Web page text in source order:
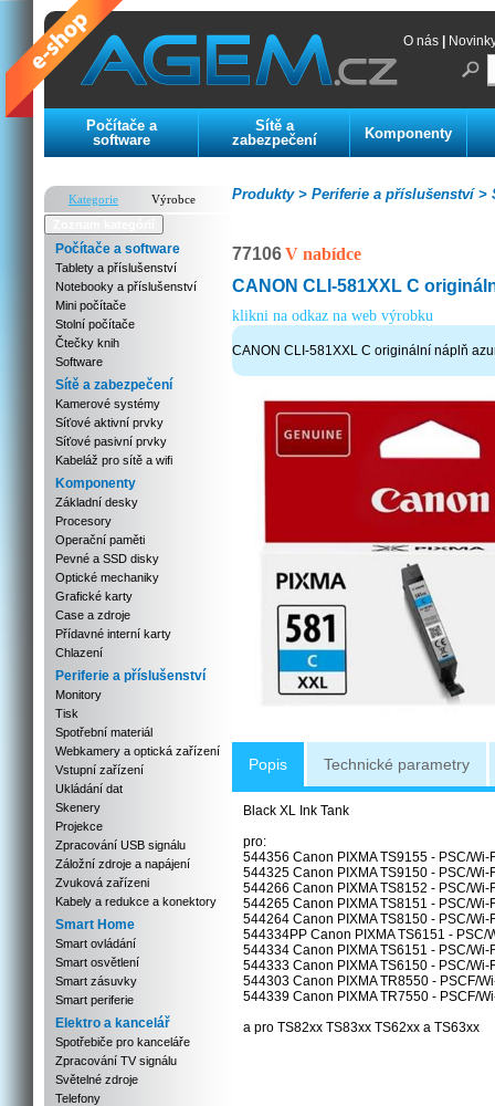
O nás
Počítače a
software
Sítě a
zabezpečení
Komponenty
Kategorie
Výrobce
Počítače a software
Tablety a příslušenství
Notebooky a příslušenství
Mini počítače
Stolní počítače
Čtečky knih
Software
Sítě a zabezpečení
Kamerové systémy
Síťové aktivní prvky
Síťové pasivní prvky
Kabeláž pro sítě a wifi
Komponenty
Základní desky
Procesory
Operační paměti
Pevné a SSD disky
Optické mechaniky
Grafické karty
Case a zdroje
Přídavné interní karty
Chlazení
Periferie a příslušenství
Monitory
Tisk
Spotřební materiál
Webkamery a optická zařízení
Vstupní zařízení
Ukládání dat
Skenery
Projekce
Zpracování USB signálu
Záložní zdroje a napájení
Zvuková zařízeni
Kabely a redukce a konektory
Smart Home
Smart ovládání
Smart osvětlení
Smart zásuvky
Smart periferie
Elektro a kancelář
Spotřebiče pro kanceláře
Zpracování TV signálu
Světelné zdroje
Telefony
Periferie a příslušenství >
Produkty >
77106V nabídce
CANON CLI-581XXL C
klikni na odkaz na web výrobku
CANON CLI-581XXL C originální náplň
Popis Technické parametry
Black XL Ink Tank
pro:
544356 Canon PIXMA TS9155 - PSC/
544325 Canon PIXMA TS9150 - PSC/
544266 Canon PIXMA TS8152 - PSC/
544265 Canon PIXMA TS8151 - PSC/
544264 Canon PIXMA TS8150 - PSC/
544334PP Canon PIXMA TS6151 -
544334 Canon PIXMA TS6151 - PSC/
544333 Canon PIXMA TS6150 - PSC/
544303 Canon PIXMA TR8550 - PSCF/
544339 Canon PIXMA TR7550 - PSCF/
a pro TS82xx TS83xx TS62xx a TS63xx